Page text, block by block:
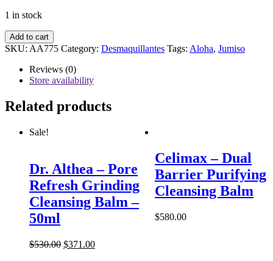
1 in stock
Jumiso
-
Clearing
Cleansing
-
200ml
Add to cart
SKU: AA775 Category: Desmaquillantes Tags: Aloha, Jumiso
Reviews (0)
Store availability
Related products
Sale!
Dr. Althea – Pore
Refresh Grinding
Cleansing Balm –
50ml
$530.00 $371.00
Celimax – Dual
Barrier Purifying
Cleansing Balm
$580.00